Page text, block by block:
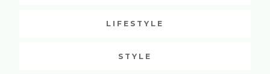
LIFESTYLE
STYLE